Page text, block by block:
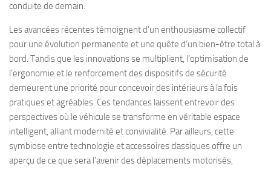
conduite de demain.
Les avancées récentes témoignent d’un enthousiasme collectif
pour une évolution permanente et une quête d’un bien-être total à
bord. Tandis que les innovations se multiplient, l’optimisation de
l’ergonomie et le renforcement des dispositifs de sécurité
demeurent une priorité pour concevoir des intérieurs à la fois
pratiques et agréables. Ces tendances laissent entrevoir des
perspectives où le véhicule se transforme en véritable espace
intelligent, alliant modernité et convivialité. Par ailleurs, cette
symbiose entre technologie et accessoires classiques offre un
aperçu de ce que sera l’avenir des déplacements motorisés,